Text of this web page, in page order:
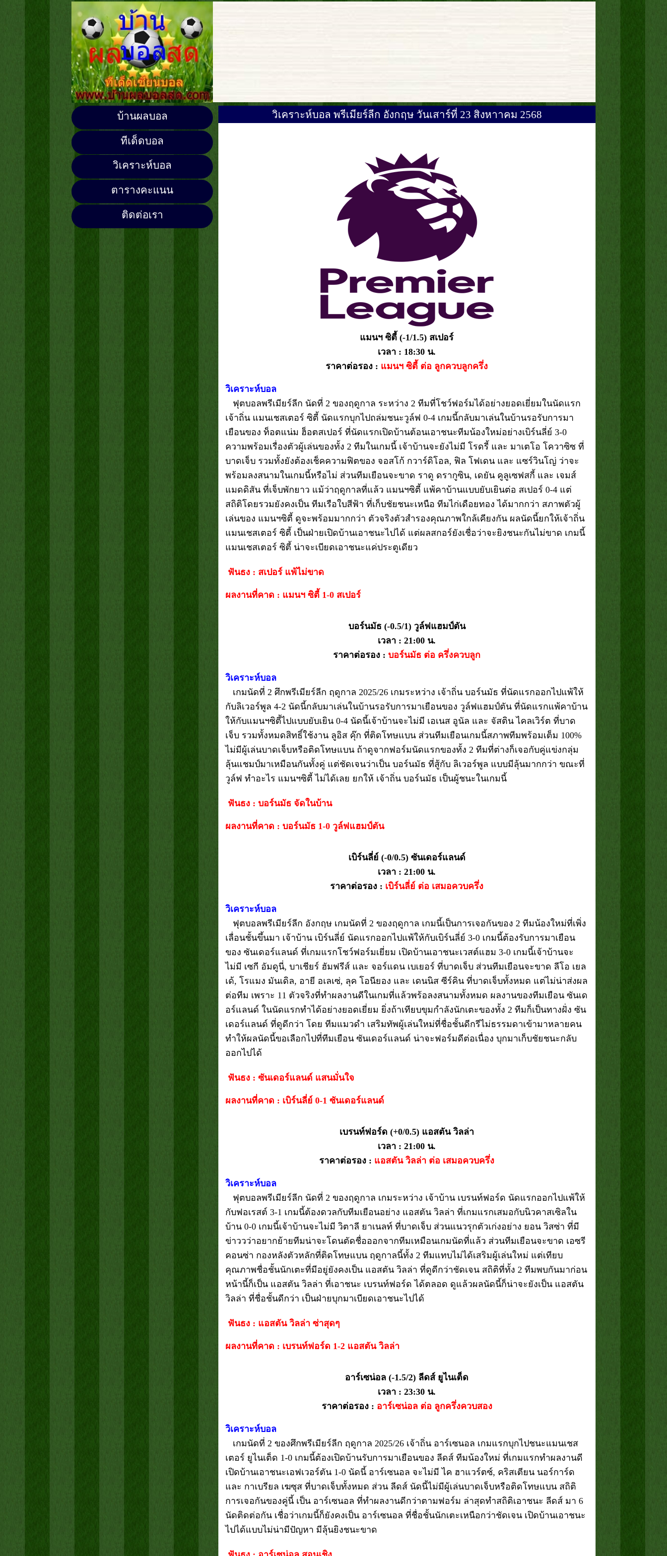
บ้านผลบอล
ทีเด็ดบอล
วิเคราะห์บอล
ตารางคะแนน
ติดต่อเรา
วิเคราะห์บอล พรีเมียร์ลีก อังกฤษ วันเสาร์ที่ 23 สิงหาาคม 2568
แมนฯ ซิตี้ (-1/1.5) สเปอร์
เวลา : 18:30 น.
ราคาต่อรอง : แมนฯ ซิตี้ ต่อ ลูกควบลูกครึ่ง
วิเคราะห์บอล
ฟุตบอลพรีเมียร์ลีก นัดที่ 2 ของฤดูกาล ระหว่าง 2 ทีมที่โชว์ฟอร์มได้อย่างยอดเยี่ยมในนัดแรก
เจ้าถิ่น แมนเชสเตอร์ ซิตี้ นัดแรกบุกไปถล่มชนะวูล์ฟ 0-4 เกมนี้กลับมาเล่นในบ้านรอรับการมา
เยือนของ ท็อตแน่ม ฮ็อตสเปอร์ ที่นัดแรกเปิดบ้านต้อนเอาชนะทีมน้องใหม่อย่างเบิร์นลี่ย์ 3-0
ความพร้อมเรื่องตัวผู้เล่นของทั้ง 2 ทีมในเกมนี้ เจ้าบ้านจะยังไม่มี โรดรี้ และ มาเตโอ โควาซิซ ที่
บาดเจ็บ รวมทั้งยังต้องเช็คความฟิตของ จอสโก้ กวาร์ดิโอล, ฟิล โฟเดน และ แซร์วินโญ่ ว่าจะ
พร้อมลงสนามในเกมนี้หรือไม่ ส่วนทีมเยือนจะขาด ราดู ดรากูซิน, เดยัน คูลูเซฟสกี้ และ เจมส์
แมดดิสัน ที่เจ็บพักยาว แม้ว่าฤดูกาลที่แล้ว แมนฯซิตี้ แพ้คาบ้านแบบยับเยินต่อ สเปอร์ 0-4 แต่
สถิติโดยรวมยังคงเป็น ทีมเรือใบสีฟ้า ที่เก็บชัยชนะเหนือ ทีมไก่เดือยทอง ได้มากกว่า สภาพตัวผู้
เล่นของ แมนฯซิตี้ ดูจะพร้อมมากกว่า ตัวจริงตัวสำรองคุณภาพใกล้เคียงกัน ผลนัดนี้ยกให้เจ้าถิ่น
แมนเชสเตอร์ ซิตี้ เป็นฝ่ายเปิดบ้านเอาชนะไปได้ แต่ผลสกอร์ยังเชื่อว่าจะยิงชนะกันไม่ขาด เกมนี้
แมนเชสเตอร์ ซิตี้ น่าจะเบียดเอาชนะแค่ประตูเดียว
ฟันธง : สเปอร์ แพ้ไม่ขาด
ผลงานที่คาด : แมนฯ ซิตี้ 1-0 สเปอร์
บอร์นมัธ (-0.5/1) วูล์ฟแฮมป์ตัน
เวลา : 21:00 น.
ราคาต่อรอง : บอร์นมัธ ต่อ ครึ่งควบลูก
วิเคราะห์บอล
เกมนัดที่ 2 ศึกพรีเมียร์ลีก ฤดูกาล 2025/26 เกมระหว่าง เจ้าถิ่น บอร์นมัธ ที่นัดแรกออกไปแพ้ให้
กับลิเวอร์พูล 4-2 นัดนี้กลับมาเล่นในบ้านรอรับการมาเยือนของ วูล์ฟแฮมป์ตัน ที่นัดแรกแพ้คาบ้าน
ให้กับแมนฯซิตี้ไปแบบยับเยิน 0-4 นัดนี้เจ้าบ้านจะไม่มี เอเนส อูนัล และ จัสติน ไคลเวิร์ต ที่บาด
เจ็บ รวมทั้งหมดสิทธิ์ใช้งาน ลูอิส คุ๊ก ที่ติดโทษแบน ส่วนทีมเยือนเกมนี้สภาพทีมพร้อมเต็ม 100%
ไม่มีผู้เล่นบาดเจ็บหรือติดโทษแบน ถ้าดูจากฟอร์มนัดแรกของทั้ง 2 ทีมที่ต่างก็เจอกับคู่แข่งกลุ่ม
ลุ้นแชมป์มาเหมือนกันทั้งคู่ แต่ชัดเจนว่าเป็น บอร์นมัธ ที่สู้กับ ลิเวอร์พูล แบบมีลุ้นมากกว่า ขณะที่
วูล์ฟ ทำอะไร แมนฯซิตี้ ไม่ได้เลย ยกให้ เจ้าถิ่น บอร์นมัธ เป็นผู้ชนะในเกมนี้
ฟันธง : บอร์นมัธ จัดในบ้าน
ผลงานที่คาด : บอร์นมัธ 1-0 วูล์ฟแฮมป์ตัน
เบิร์นลี่ย์ (-0/0.5) ซันเดอร์แลนด์
เวลา : 21:00 น.
ราคาต่อรอง : เบิร์นลี่ย์ ต่อ เสมอควบครึ่ง
วิเคราะห์บอล
ฟุตบอลพรีเมียร์ลีก อังกฤษ เกมนัดที่ 2 ของฤดูกาล เกมนี้เป็นการเจอกันของ 2 ทีมน้องใหม่ที่เพิ่ง
เลื่อนชั้นขึ้นมา เจ้าบ้าน เบิร์นลี่ย์ นัดแรกออกไปแพ้ให้กับเบิร์นลี่ย์ 3-0 เกมนี้ต้องรับการมาเยือน
ของ ซันเดอร์แลนด์ ที่เกมแรกโชว์ฟอร์มเยี่ยม เปิดบ้านเอาชนะเวสต์แฮม 3-0 เกมนี้เจ้าบ้านจะ
ไม่มี เซกี อัมดูนี่, บาเชียร์ ฮัมฟรีส์ และ จอร์แดน เบเยอร์ ที่บาดเจ็บ ส่วนทีมเยือนจะขาด ลีโอ เยล
เด้, โรแมง มันเดิล, อายี อเลเซ่, ลุค โอนียอง และ เดนนิส ซีร์คิน ที่บาดเจ็บทั้งหมด แต่ไม่น่าส่งผล
ต่อทีม เพราะ 11 ตัวจริงที่ทำผลงานดีในเกมที่แล้วพร้อลงสนามทั้งหมด ผลงานของทีมเยือน ซันเด
อร์แลนด์ ในนัดแรกทำได้อย่างยอดเยี่ยม ยิ่งถ้าเทียบขุมกำลังนักเตะของทั้ง 2 ทีมก็เป็นทางฝั่ง ซัน
เดอร์แลนด์ ที่ดูดีกว่า โดย ทีมแมวดำ เสริมทัพผู้เล่นใหม่ที่ชื่อชั้นดีกรีไม่ธรรมดาเข้ามาหลายคน
ทำให้ผลนัดนี้ขอเลือกไปที่ทีมเยือน ซันเดอร์แลนด์ น่าจะฟอร์มดีต่อเนื่อง บุกมาเก็บชัยชนะกลับ
ออกไปได้
ฟันธง : ซันเดอร์แลนด์ แสนมั่นใจ
ผลงานที่คาด : เบิร์นลี่ย์ 0-1 ซันเดอร์แลนด์
เบรนท์ฟอร์ด (+0/0.5) แอสตัน วิลล่า
เวลา : 21:00 น.
ราคาต่อรอง : แอสตัน วิลล่า ต่อ เสมอควบครึ่ง
วิเคราะห์บอล
ฟุตบอลพรีเมียร์ลีก นัดที่ 2 ของฤดูกาล เกมระหว่าง เจ้าบ้าน เบรนท์ฟอร์ด นัดแรกออกไปแพ้ให้
กับฟอเรสต์ 3-1 เกมนี้ต้องดวลกับทีมเยือนอย่าง แอสตัน วิลล่า ที่เกมแรกเสมอกับนิวคาสเซิลใน
บ้าน 0-0 เกมนี้เจ้าบ้านจะไม่มี วิตาลี ยาเนลท์ ที่บาดเจ็บ ส่วนแนวรุกตัวเก่งอย่าง ยอน วิสซ่า ที่มี
ข่าววว่าอยากย้ายทีมน่าจะโดนตัดชื่อออกจากทีมเหมือนเกมนัดที่แล้ว ส่วนทีมเยือนจะขาด เอซรี
คอนซ่า กองหลังตัวหลักที่ติดโทษแบน ฤดูกาลนี้ทั้ง 2 ทีมแทบไม่ได้เสริมผู้เล่นใหม่ แต่เทียบ
คุณภาพชื่อชั้นนักเตะที่มีอยู่ยังคงเป็น แอสตัน วิลล่า ที่ดูดีกว่าชัดเจน สถิติที่ทั้ง 2 ทีมพบกันมาก่อน
หน้านี้ก็เป็น แอสตัน วิลล่า ที่เอาชนะ เบรนท์ฟอร์ด ได้ตลอด ดูแล้วผลนัดนี้ก็น่าจะยังเป็น แอสตัน
วิลล่า ที่ชื่อชั้นดีกว่า เป็นฝ่ายบุกมาเบียดเอาชนะไปได้
ฟันธง : แอสตัน วิลล่า ซ่าสุดๆ
ผลงานที่คาด : เบรนท์ฟอร์ด 1-2 แอสตัน วิลล่า
อาร์เซน่อล (-1.5/2) ลีดส์ ยูไนเต็ด
เวลา : 23:30 น.
ราคาต่อรอง : อาร์เซน่อล ต่อ ลูกครึ่งควบสอง
วิเคราะห์บอล
เกมนัดที่ 2 ของศึกพรีเมียร์ลีก ฤดูกาล 2025/26 เจ้าถิ่น อาร์เซนอล เกมแรกบุกไปชนะแมนเชส
เตอร์ ยูไนเต็ด 1-0 เกมนี้ต้องเปิดบ้านรับการมาเยือนของ ลีดส์ ทีมน้องใหม่ ที่เกมแรกทำผลงานดี
เปิดบ้านเอาชนะเอฟเวอร์ตัน 1-0 นัดนี้ อาร์เซนอล จะไม่มี ไค ฮาแวร์ตซ์, คริสเตียน นอร์การ์ด
และ กาเบรียล เฆซุส ที่บาดเจ็บทั้งหมด ส่วน ลีดส์ นัดนี้ไม่มีผู้เล่นบาดเจ็บหรือติดโทษแบน สถิติ
การเจอกันของคู่นี้ เป็น อาร์เซนอล ที่ทำผลงานดีกว่าตามฟอร์ม ล่าสุดทำสถิติเอาชนะ ลีดส์ มา 6
นัดติดต่อกัน เชื่อว่าเกมนี้ก็ยังคงเป็น อาร์เซนอล ที่ชื่อชั้นนักเตะเหนือกว่าชัดเจน เปิดบ้านเอาชนะ
ไปได้แบบไม่น่ามีปัญหา มีลุ้นยิงชนะขาด